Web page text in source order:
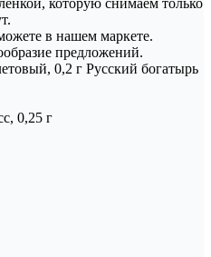
в нашем маркете.
предложений.
0,2 г Русский богатырь
0,25 г